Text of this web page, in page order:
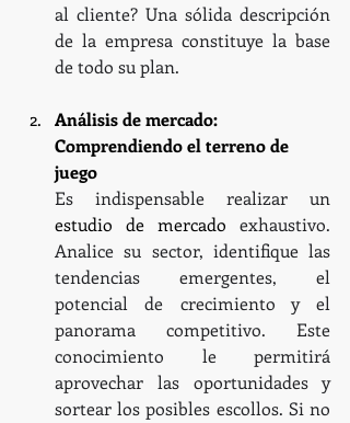
al cliente? Una sólida descripción
de la empresa constituye la base
de todo su plan.
Análisis de mercado:
Comprendiendo el terreno de
juego
estudio de mercado exhaustivo.
Analice su sector, identifique las
tendencias emergentes, el
potencial de crecimiento y el
panorama competitivo. Este
conocimiento le permitirá
aprovechar las oportunidades y
sortear los posibles escollos. Si no